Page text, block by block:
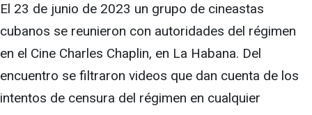
El 23 de junio de 2023 un grupo de cineastas
cubanos se reunieron con autoridades del régimen
en el Cine Charles Chaplin, en La Habana. Del
encuentro se filtraron videos que dan cuenta de los
intentos de censura del régimen en cualquier